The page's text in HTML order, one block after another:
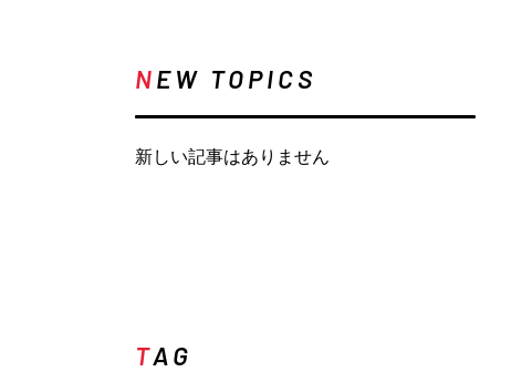
NEW TOPICS
新しい記事はありません
TAG